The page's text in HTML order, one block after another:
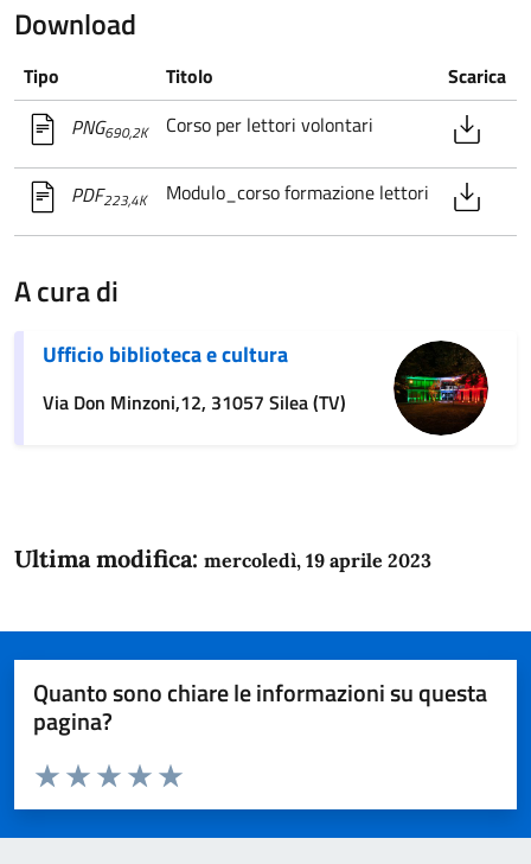
Download
Tipo Titolo
Scarica
PNG690,2K Corso per lettori volontari
PDF223,4K Modulo_corso formazione lettori
A cura di
Ufficio biblioteca e cultura
Via Don Minzoni,12, 31057 Silea (TV)
Ultima modifica: mercoledì, 19 aprile 2023
Quanto sono chiare le informazioni su questa
pagina?
Domanda
Valuta da 1 a 5 stelle la pagina
Valuta 5 stelle su 5
Valuta 4 stelle su 5
Valuta 3 stelle su 5
Valuta 2 stelle su 5
Valuta 1 stelle su 5